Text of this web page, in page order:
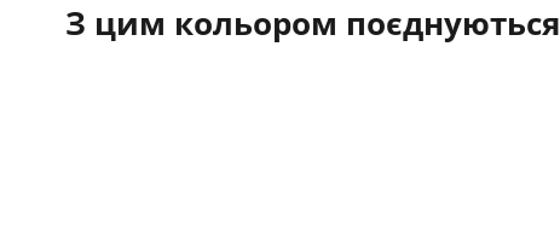
З цим кольором поєднуються